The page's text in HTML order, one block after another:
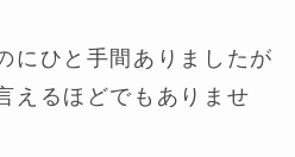
にひと手間ありましたが
えるほどでもありませ